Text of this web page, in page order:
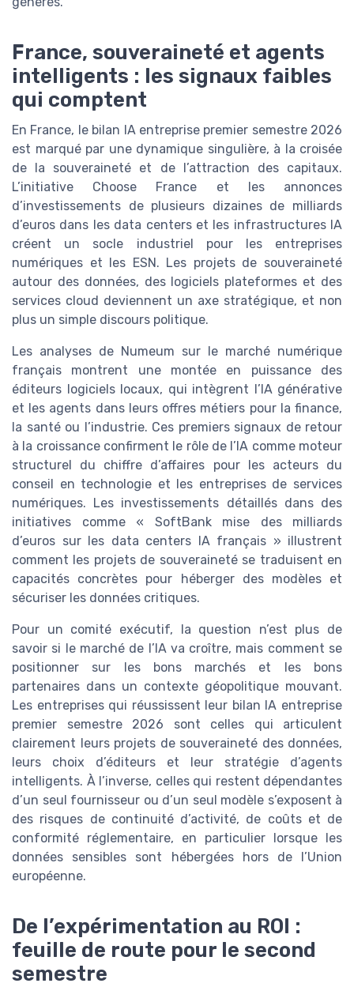
France, souveraineté et agents
intelligents : les signaux faibles
qui comptent
En France, le bilan IA entreprise premier semestre 2026
est marqué par une dynamique singulière, à la croisée
de la souveraineté et de l’attraction des capitaux.
L’initiative Choose France et les annonces
d’investissements de plusieurs dizaines de milliards
d’euros dans les data centers et les infrastructures IA
créent un socle industriel pour les entreprises
numériques et les ESN. Les projets de souveraineté
autour des données, des logiciels plateformes et des
services cloud deviennent un axe stratégique, et non
plus un simple discours politique.
Les analyses de Numeum sur le marché numérique
français montrent une montée en puissance des
éditeurs logiciels locaux, qui intègrent l’IA générative
et les agents dans leurs offres métiers pour la finance,
la santé ou l’industrie. Ces premiers signaux de retour
à la croissance confirment le rôle de l’IA comme moteur
structurel du chiffre d’affaires pour les acteurs du
conseil en technologie et les entreprises de services
numériques. Les investissements détaillés dans des
initiatives comme « SoftBank mise des milliards
d’euros sur les data centers IA français » illustrent
comment les projets de souveraineté se traduisent en
capacités concrètes pour héberger des modèles et
sécuriser les données critiques.
Pour un comité exécutif, la question n’est plus de
savoir si le marché de l’IA va croître, mais comment se
positionner sur les bons marchés et les bons
partenaires dans un contexte géopolitique mouvant.
Les entreprises qui réussissent leur bilan IA entreprise
premier semestre 2026 sont celles qui articulent
clairement leurs projets de souveraineté des données,
leurs choix d’éditeurs et leur stratégie d’agents
intelligents. À l’inverse, celles qui restent dépendantes
d’un seul fournisseur ou d’un seul modèle s’exposent à
des risques de continuité d’activité, de coûts et de
conformité réglementaire, en particulier lorsque les
données sensibles sont hébergées hors de l’Union
européenne.
De l’expérimentation au ROI :
feuille de route pour le second
semestre